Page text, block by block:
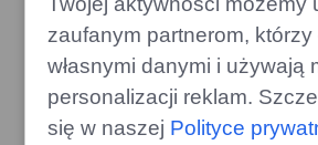
klientów Mercedesa i
Polsce
gazoo.pl
zaufanym partnerom, którzy
własnymi danymi i używają
personalizacji reklam.
się w naszej Polityce